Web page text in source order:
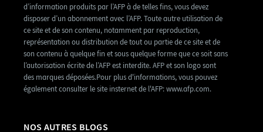
d’information produits par l’AFP à de telles fins, vous devez
disposer d’un abonnement avec l’AFP. Toute autre utilisation de
ce site et de son contenu, notamment par reproduction,
représentation ou distribution de tout ou partie de ce site et de
son contenu à quelque fin et sous quelque forme que ce soit sans
l’autorisation écrite de l’AFP est interdite. AFP et son logo sont
des marques déposées.Pour plus d'informations, vous pouvez
également consulter le site insternet de l'AFP: www.afp.com.
NOS AUTRES BLOGS